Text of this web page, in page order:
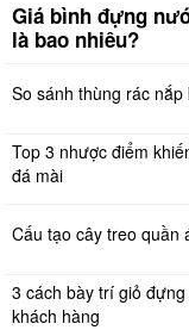
Giá bình đựng
là bao nhiêu?
So sánh thùng rác
Top 3 nhược điểm
đá mài
Cấu tạo cây treo quần
3 cách bày trí giỏ
khách hàng